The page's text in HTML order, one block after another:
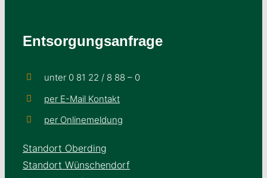
Entsorgungsanfrage
unter 0 81 22 / 8 88 – 0
per E-Mail Kontakt
per Onlinemeldung
Standort Oberding
Standort Wünschendorf